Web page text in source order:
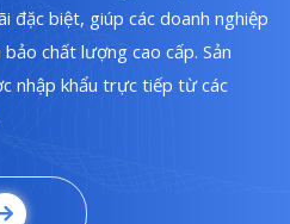
đặc biệt, giúp các doanh nghiệp
chất lượng cao cấp. Sản
nhập khẩu trực tiếp từ các